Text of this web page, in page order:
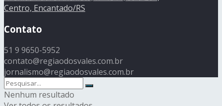
Centro, Encantado/RS
Contato
51 9 9650-5952
contato@regiaodosvales.com.br
jornalismo@regiaodosvales.com.br
Nenhum resultado